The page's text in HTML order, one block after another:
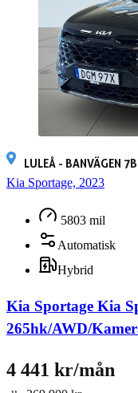
LULEÅ - BANVÄGEN 7B
Kia Sportage, 2023
5803 mil
Automatisk
Hybrid
Kia Sportage Kia
265hk/AWD/
4 441 kr/mån